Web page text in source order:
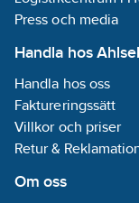
Press och media
Handla hos
Handla hos oss
Faktureringssätt
Villkor och priser
Retur &
Om oss